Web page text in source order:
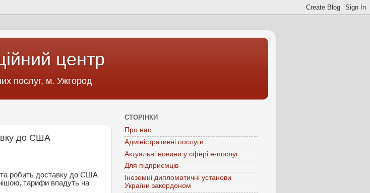
центр
послуг, м. Ужгород
до США
робить доставку до США
тарифи впадуть на
СТОРІНКИ
Про нас
Адміністративні послуги
Актуальні новини у сфері е-послуг
Для підприємців
Іноземні дипломатичні установи
України закордоном